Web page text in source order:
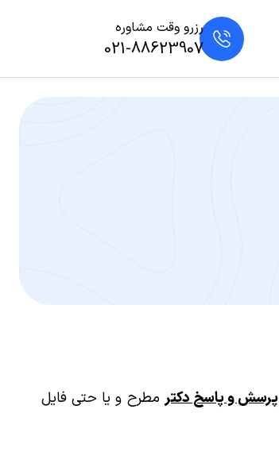
رزرو وقت مشاوره
021-88623907
پرسش و پاسخ دکتر مطرح و یا حتی فایل